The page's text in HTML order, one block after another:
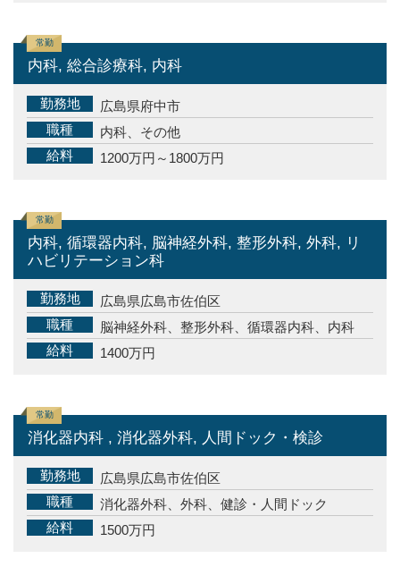
常勤
内科, 総合診療科, 内科
勤務地
広島県府中市
職種
内科、その他
給料
1200万円～1800万円
常勤
内科, 循環器内科, 脳神経外科, 整形外科, 外科, リ
ハビリテーション科
勤務地
広島県広島市佐伯区
職種
脳神経外科、整形外科、循環器内科、内科
給料
1400万円
常勤
消化器内科 , 消化器外科, 人間ドック・検診
勤務地
広島県広島市佐伯区
職種
消化器外科、外科、健診・人間ドック
給料
1500万円